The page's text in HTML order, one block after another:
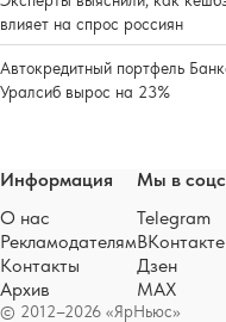
влияет на спрос россиян
Автокредитный портфель
Уралсиб вырос на 23%
© 2012–2026 «ЯрНьюс»
Информация
О нас
Рекламодателям
Контакты
Архив
Мы в
Telegram
ВКонтакте
Дзен
MAX